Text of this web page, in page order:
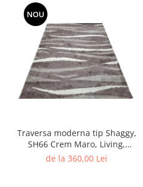
NOU
Traversa moderna tip Shaggy,
SH66 Crem Maro, Living,
Dormitor
de la 360,00 Lei